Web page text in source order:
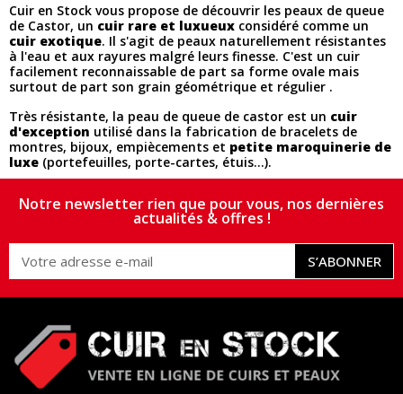
Cuir en Stock vous propose de découvrir les peaux de queue
de Castor, un cuir rare et luxueux considéré comme un
cuir exotique. Il s'agit de peaux naturellement résistantes
à l'eau et aux rayures malgré leurs finesse. C'est un cuir
facilement reconnaissable de part sa forme ovale mais
surtout de part son grain géométrique et régulier .
Très résistante, la peau de queue de castor est un cuir
d'exception utilisé dans la fabrication de bracelets de
montres, bijoux, empiècements et petite maroquinerie de
luxe (portefeuilles, porte-cartes, étuis...).
Notre newsletter rien que pour vous, nos dernières
actualités & offres !
S’ABONNER